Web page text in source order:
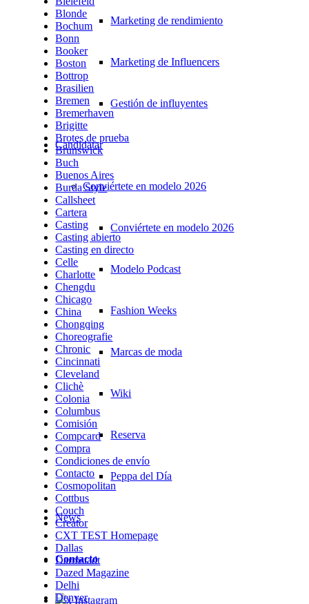
Marketing de rendimiento
Marketing de Influencers
Gestión de influyentes
Candidatar
Conviértete en modelo 2026
Conviértete en modelo 2026
Modelo Podcast
Fashion Weeks
Marcas de moda
Wiki
Reserva
Peppa del Día
News
Contacto
x Instagram
Blonde
Bochum
Bonn
Booker
Boston
Bottrop
Brasilien
Bremen
Bremerhaven
Brigitte
Brotes de prueba
Brunswick
Buch
Buenos Aires
Burda Style
Callsheet
Cartera
Casting
Casting abierto
Casting en directo
Celle
Charlotte
Chengdu
Chicago
China
Chongqing
Choreografie
Chronic
Cincinnati
Cleveland
Clichè
Colonia
Columbus
Comisión
Compcard
Compra
Condiciones de envío
Contacto
Cosmopolitan
Cottbus
Couch
Creator
CXT TEST Homepage
Dallas
Darmstadt
Dazed Magazine
Delhi
Denver